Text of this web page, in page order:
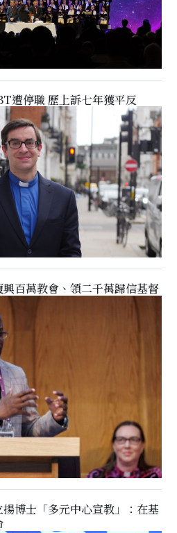
遭停職 歷上訴七年獲平反
百萬教會、領二千萬歸信基督
揚博士「多元中心宣教」：在基